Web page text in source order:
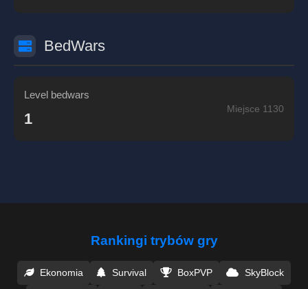
BedWars
Level bedwars
1
Miejsce 1130
Rankingi trybów gry
Ekonomia Survival BoxPVP SkyBlock